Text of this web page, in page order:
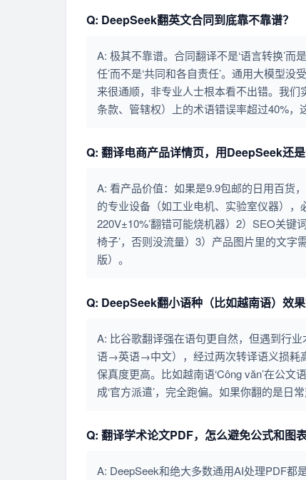
Q: DeepSeek翻英文合同到底靠不靠谱？
A: 极其不靠谱。合同翻译不是‘语言转换’而
任’而不是‘共同和各自责任’。通用大模型
来很通顺，非专业人士根本看不出错。我
条款、管辖权）上的术语错误率超过40%，
Q: 翻译电商产品详情页，用DeepSeek还是
A: 看产品价值：如果是9.9包邮的日用百货
的专业设备（如工业电机、实验室仪器）
220V±10%’翻错可能烧机器）2）SEO关键
椅子’，否则没流量）3）产品图片里的文
版）。
Q: DeepSeek翻小语种（比如越南语）效果
A: 比谷歌翻译强在语句更自然，但遇到行
语→英语→中文），经过两次转译语义损耗
保真度更高。比如越南语‘Công văn’在公文
成‘官方派遣’，完全跑偏。如果你翻的是日
Q: 翻译学术论文PDF，怎么避免公式和图表
A: DeepSeek和绝大多数通用AI处理PDF都